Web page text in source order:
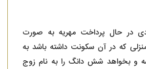
در حال پرداخت مهریه به صورت
که در آن سکونت داشته باشد به
و بخواهد شش دانگ را به نام زوج